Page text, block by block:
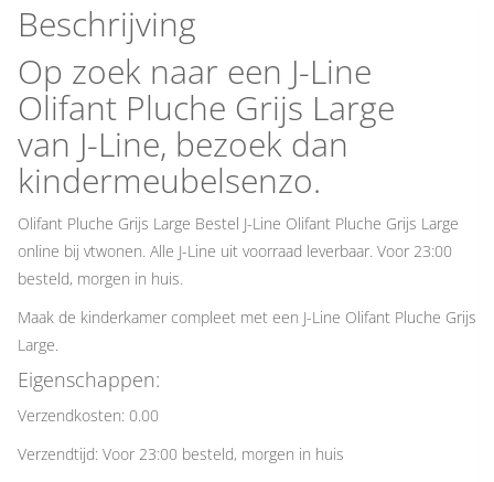
Beschrijving
Op zoek naar een J-Line
Olifant Pluche Grijs Large
van J-Line, bezoek dan
kindermeubelsenzo.
Olifant Pluche Grijs Large Bestel J-Line Olifant Pluche Grijs Large
online bij vtwonen. Alle J-Line uit voorraad leverbaar. Voor 23:00
besteld, morgen in huis.
Maak de kinderkamer compleet met een J-Line Olifant Pluche Grijs
Large.
Eigenschappen:
Verzendkosten: 0.00
Verzendtijd: Voor 23:00 besteld, morgen in huis